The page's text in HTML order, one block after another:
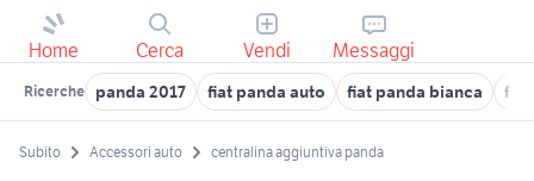
Home Cerca Vendi Messaggi
Ricerche panda 2017 fiat panda auto fiat panda bianca fiat
Subito Accessori auto centralina aggiuntiva panda